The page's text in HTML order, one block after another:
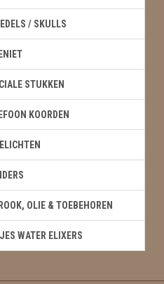
/ SKULLS
STUKKEN
KOORDEN
OLIE & TOEBEHOREN
WATER ELIXERS